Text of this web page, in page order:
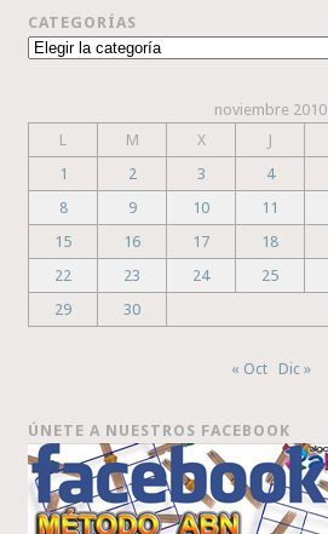
CATEGORÍAS
Categorías
noviembre 2010
L
M X J
1
2 3 4
8
9 10 11
15
16 17 18
22
23 24 25
29
30
« Oct Dic »
ÚNETE A NUESTROS FACEBOOK